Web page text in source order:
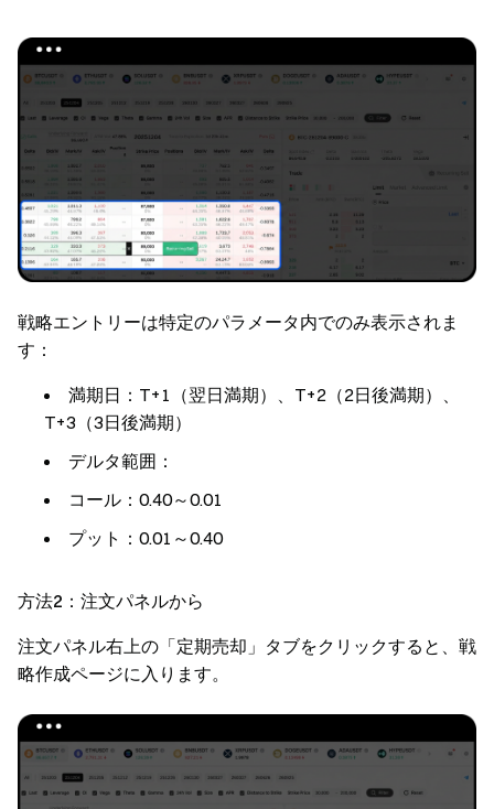
戦略エントリーは特定のパラメータ内でのみ表示されま
す：
満期日 ：T+1（翌日満期）、T+2（2日後満期）、
T+3（3日後満期）
デルタ範囲 ：
コール：0.40～0.01
プット：0.01～0.40
方法2：注文パネルから
注文パネル右上の「定期売却」タブをクリックすると、戦
略作成ページに入ります。